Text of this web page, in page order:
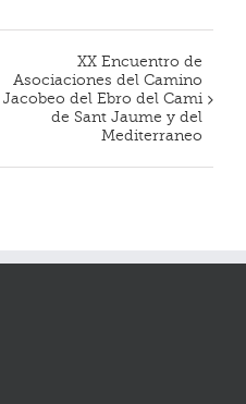
XX Encuentro de
Asociaciones del Camino
Jacobeo del Ebro del Cami
de Sant Jaume y del
Mediterraneo